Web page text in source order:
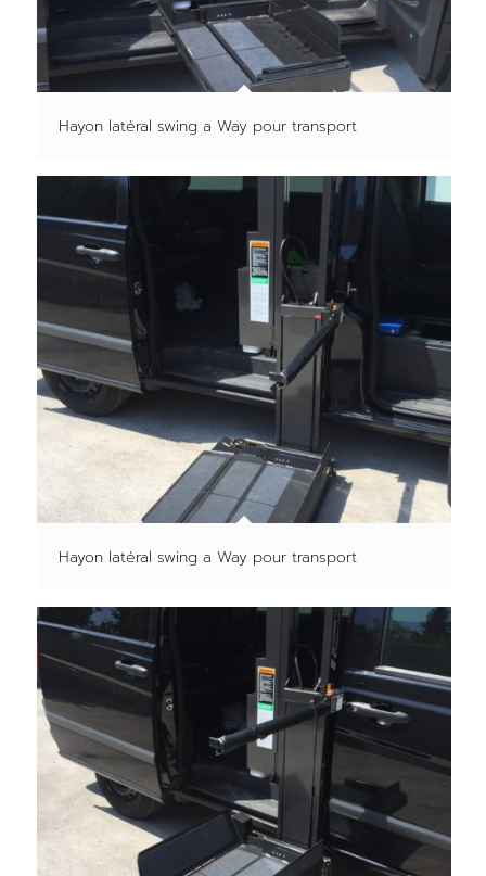
Hayon latéral swing a Way pour transport
Hayon latéral swing a Way pour transport